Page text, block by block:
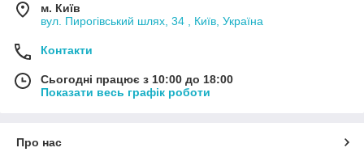
м. Київ
вул. Пирогівський шлях, 34 , Київ, Україна
Контакти
Сьогодні працює з 10:00 до 18:00
Показати весь графік роботи
Про нас